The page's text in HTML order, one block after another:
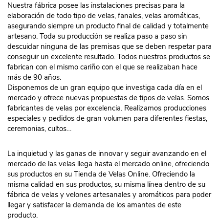
Nuestra fábrica posee las instalaciones precisas para la
elaboración de todo tipo de velas, fanales, velas aromáticas,
asegurando siempre un producto final de calidad y totalmente
artesano. Toda su producción se realiza paso a paso sin
descuidar ninguna de las premisas que se deben respetar para
conseguir un excelente resultado. Todos nuestros productos se
fabrican con el mismo cariño con el que se realizaban hace
más de 90 años.
Disponemos de un gran equipo que investiga cada día en el
mercado y ofrece nuevas propuestas de tipos de velas. Somos
fabricantes de velas por excelencia. Realizamos producciones
especiales y pedidos de gran volumen para diferentes fiestas,
ceremonias, cultos…
La inquietud y las ganas de innovar y seguir avanzando en el
mercado de las velas llega hasta el mercado online, ofreciendo
sus productos en su Tienda de Velas Online. Ofreciendo la
misma calidad en sus productos, su misma línea dentro de su
fábrica de velas y velones artesanales y aromáticos para poder
llegar y satisfacer la demanda de los amantes de este
producto.